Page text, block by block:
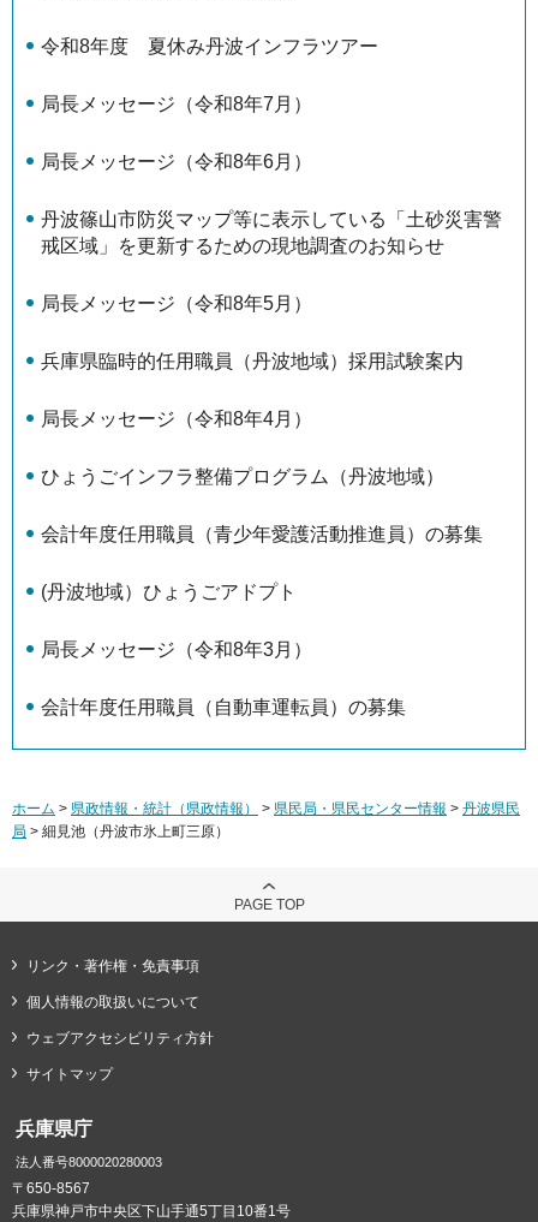
令和8年度 夏休み丹波インフラツアー
局長メッセージ（令和8年7月）
局長メッセージ（令和8年6月）
丹波篠山市防災マップ等に表示している「土砂災害警
戒区域」を更新するための現地調査のお知らせ
局長メッセージ（令和8年5月）
兵庫県臨時的任用職員（丹波地域）採用試験案内
局長メッセージ（令和8年4月）
ひょうごインフラ整備プログラム（丹波地域）
会計年度任用職員（青少年愛護活動推進員）の募集
(丹波地域）ひょうごアドプト
局長メッセージ（令和8年3月）
会計年度任用職員（自動車運転員）の募集
ホーム > 県政情報・統計（県政情報） > 県民局・県民センター情報 > 丹波県民
局 > 細見池（丹波市氷上町三原）
PAGE TOP
リンク・著作権・免責事項
個人情報の取扱いについて
ウェブアクセシビリティ方針
サイトマップ
兵庫県庁
法人番号8000020280003
〒650-8567
兵庫県神戸市中央区下山手通5丁目10番1号